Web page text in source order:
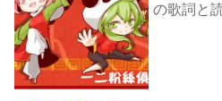
の歌詞と